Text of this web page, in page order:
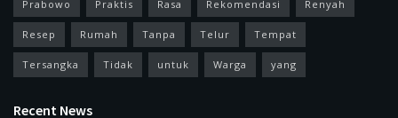
Prabowo Praktis Rasa Rekomendasi Renyah
Resep Rumah Tanpa Telur Tempat
Tersangka Tidak untuk Warga yang
Recent News